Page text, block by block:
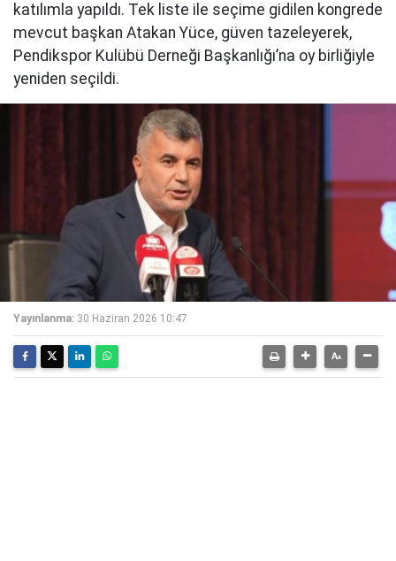
katılımla yapıldı. Tek liste ile seçime gidilen kongrede
mevcut başkan Atakan Yüce, güven tazeleyerek,
Pendikspor Kulübü Derneği Başkanlığı’na oy birliğiyle
yeniden seçildi.
Yayınlanma: 30 Haziran 2026 10:47